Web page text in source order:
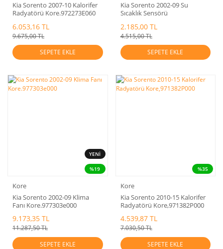
Kia Sorento 2007-10 Kalorifer
Radyatörü Kore.972273E060
6.053,16 TL
9.675,00 TL
SEPETE EKLE
Kia Sorento 2002-09 Su
Sıcaklık Sensörü
2.185,00 TL
4.515,00 TL
SEPETE EKLE
YENİ
%19
Kore
Kia Sorento 2002-09 Klima
Fanı Kore.977303e000
9.173,35 TL
11.287,50 TL
SEPETE EKLE
%35
Kore
Kia Sorento 2010-15 Kalorifer
Radyatörü Kore,971382P000
4.539,87 TL
7.030,50 TL
SEPETE EKLE